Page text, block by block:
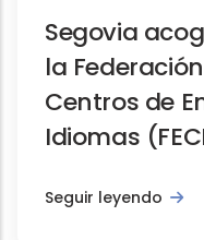
Segovia
la
Centros de
Idiomas
Seguir leyendo